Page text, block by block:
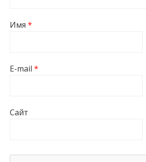
Имя *
E-mail *
Сайт